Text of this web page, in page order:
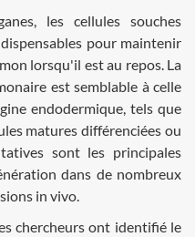
les cellules souches
pour maintenir
lorsqu'il est au repos. La
est semblable à celle
endodermique, tels que
matures différenciées ou
sont les principales
dans de nombreux
in vivo.
chercheurs ont identifié le